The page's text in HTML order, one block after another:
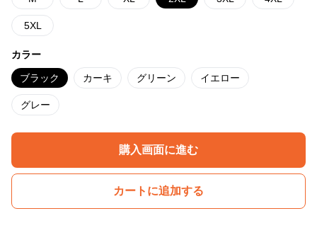
5XL
カラー
ブラック カーキ グリーン イエロー
グレー
購入画面に進む
カートに追加する